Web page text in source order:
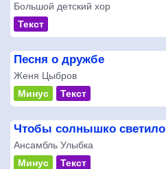
Большой детский хор
Текст
Песня о дружбе
Женя Цыбров
Минус
Текст
Чтобы солнышко светило
Ансамбль Улыбка
Минус
Текст